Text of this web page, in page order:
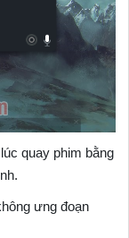
quay phim bằng
ưng đoạn